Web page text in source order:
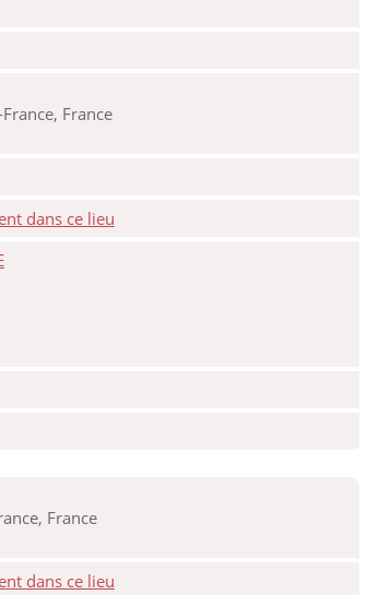
France
France